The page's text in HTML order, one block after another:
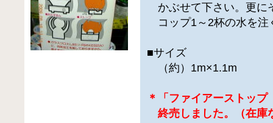
かぶせて下さい。更に
コップ1～2杯の水を注
■サイズ
（約）1m×1.1m
＊「ファイアーストッ
終売しました。（在庫